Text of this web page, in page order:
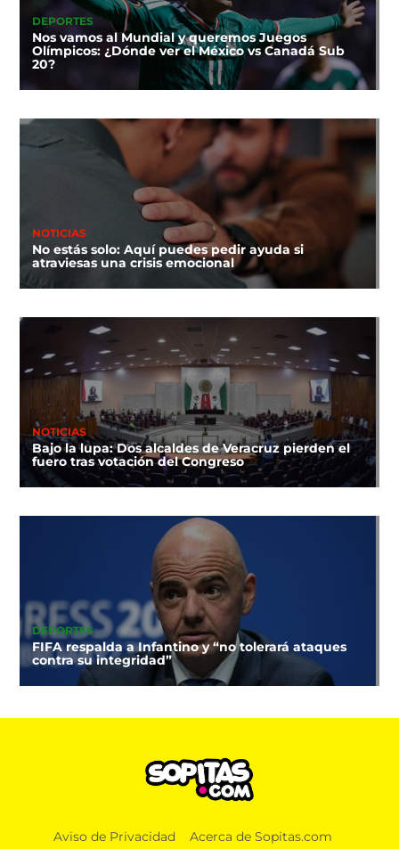
DEPORTES
Nos vamos al Mundial y queremos Juegos
Olímpicos: ¿Dónde ver el México vs Canadá Sub
20?
NOTICIAS
No estás solo: Aquí puedes pedir ayuda si
atraviesas una crisis emocional
NOTICIAS
Bajo la lupa: Dos alcaldes de Veracruz pierden el
fuero tras votación del Congreso
DEPORTES
FIFA respalda a Infantino y “no tolerará ataques
contra su integridad”
Aviso de Privacidad Acerca de Sopitas.com